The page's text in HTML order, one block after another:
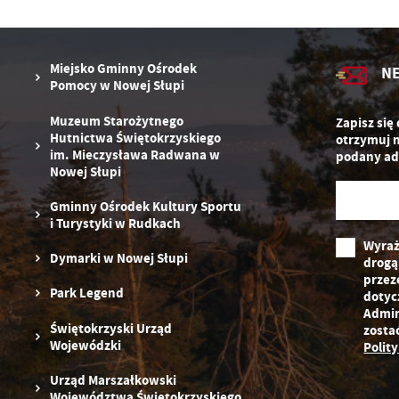
Miejsko Gminny Ośrodek
Pomocy w Nowej Słupi
Muzeum Starożytnego
Hutnictwa Świętokrzyskiego
im. Mieczysława Radwana w
Nowej Słupi
Gminny Ośrodek Kultury Sportu
i Turystyki w Rudkach
Dymarki w Nowej Słupi
Park Legend
Świętokrzyski Urząd
Wojewódzki
Urząd Marszałkowski
Zapisz
otrzymuj
podany